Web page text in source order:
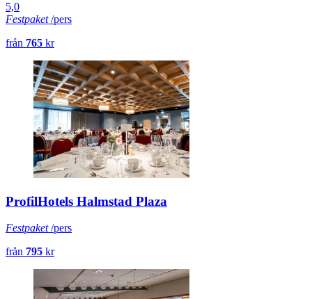
5,0
Festpaket/pers
från 765 kr
ProfilHotels Halmstad Plaza
Festpaket/pers
från 795 kr